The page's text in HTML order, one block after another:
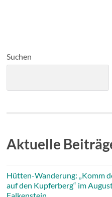
Suchen
Aktuelle
Hütten-Wanderung: „Komm
auf den Kupferberg“ im